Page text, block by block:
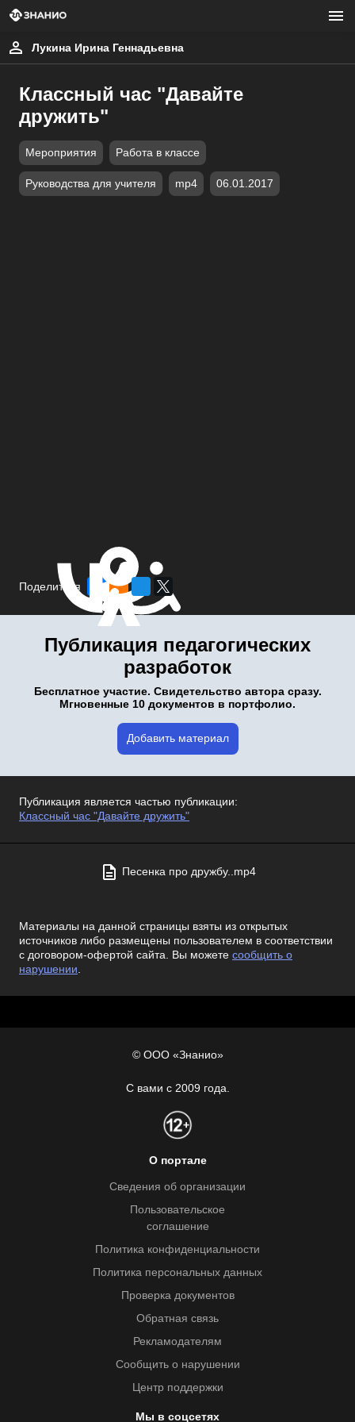
Лукина Ирина Геннадьевна
Классный час "Давайте
дружить"
Мероприятия Работа в классе
Руководства для учителя mp4 06.01.2017
Поделиться
Публикация педагогических
разработок
Бесплатное участие. Свидетельство автора сразу.
Мгновенные 10 документов в портфолио.
Добавить материал
Публикация является частью публикации:
Классный час "Давайте дружить"
Песенка про дружбу..mp4
Материалы на данной страницы взяты из открытых
источников либо размещены пользователем в соответствии
с договором-офертой сайта. Вы можете сообщить о
нарушении.
© ООО «Знанио»
С вами с 2009 года.
О портале
Сведения об организации
Пользовательское
соглашение
Политика конфиденциальности
Политика персональных данных
Проверка документов
Обратная связь
Рекламодателям
Сообщить о нарушении
Центр поддержки
Мы в соцсетях